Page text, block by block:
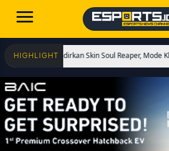
HIGHLIGHT
Hadirkan Skin Soul Reaper, Mode Khusus, dan